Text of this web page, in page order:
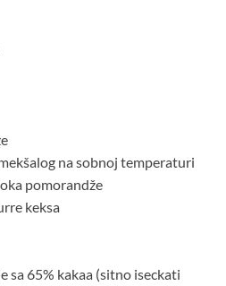
na sobnoj temperaturi
pomorandže
keksa
sa 65% kakaa (sitno iseckati